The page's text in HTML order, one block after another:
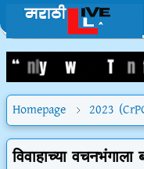
Homepage 2023
विवाहाच्या